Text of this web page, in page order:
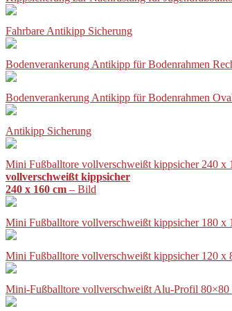
Fahrbare Antikipp Sicherung
Bodenverankerung Antikipp für Bodenrahmen
Bodenverankerung Antikipp für Bodenrahmen
Antikipp Sicherung
Mini Fußballtore vollverschweißt kippsicher 240 x
vollverschweißt kippsicher
240 x 160 cm – Bild
Mini Fußballtore vollverschweißt kippsicher 180 x
Mini Fußballtore vollverschweißt kippsicher 120 x
Mini-Fußballtore vollverschweißt Alu-Profil 80×80